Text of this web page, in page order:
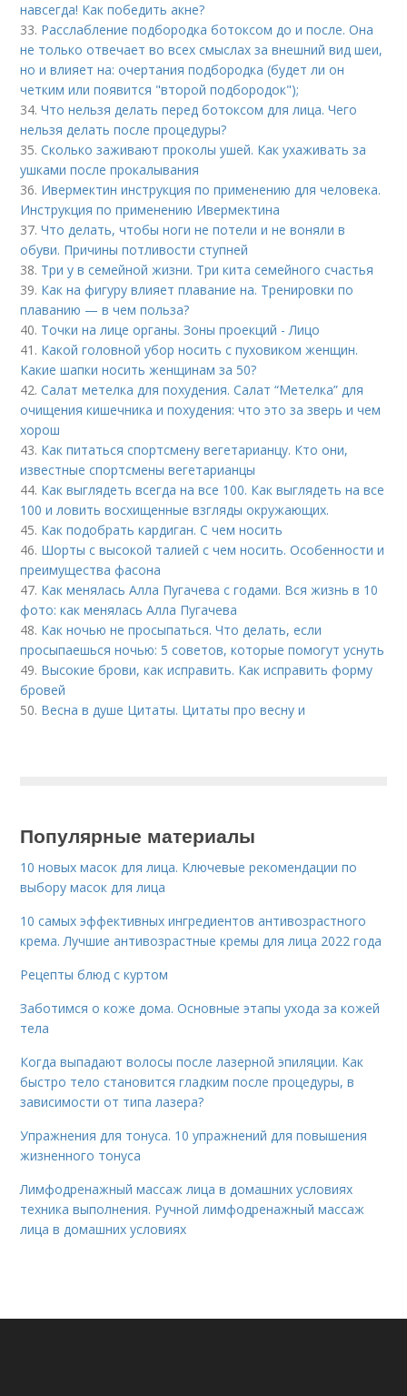
навсегда! Как победить акне?
33. Расслабление подбородка ботоксом до и после. Она
не только отвечает во всех смыслах за внешний вид шеи,
но и влияет на: очертания подбородка (будет ли он
четким или появится "второй подбородок");
34.Что нельзя делать перед ботоксом для лица. Чего
нельзя делать после процедуры?
35.Сколько заживают проколы ушей. Как ухаживать за
ушками после прокалывания
36. Ивермектин инструкция по применению для человека.
Инструкция по применению Ивермектина
37.Что делать, чтобы ноги не потели и не воняли в
обуви. Причины потливости ступней
38. Три у в семейной жизни. Три кита семейного счастья
39. Как на фигуру влияет плавание на. Тренировки по
плаванию — в чем польза?
40. Точки на лице органы. Зоны проекций - Лицо
41. Какой головной убор носить с пуховиком женщин.
Какие шапки носить женщинам за 50?
42.Салат метелка для похудения. Салат “Метелка” для
очищения кишечника и похудения: что это за зверь и чем
хорош
43. Как питаться спортсмену вегетарианцу. Кто они,
известные спортсмены вегетарианцы
44. Как выглядеть всегда на все 100. Как выглядеть на все
100 и ловить восхищенные взгляды окружающих.
45. Как подобрать кардиган. С чем носить
46. Шорты с высокой талией с чем носить. Особенности и
преимущества фасона
47. Как менялась Алла Пугачева с годами. Вся жизнь в 10
фото: как менялась Алла Пугачева
48. Как ночью не просыпаться. Что делать, если
просыпаешься ночью: 5 советов, которые помогут уснуть
49. Высокие брови, как исправить. Как исправить форму
бровей
50. Весна в душе Цитаты. Цитаты про весну и
Популярные материалы
10 новых масок для лица. Ключевые рекомендации по
выбору масок для лица
10 самых эффективных ингредиентов антивозрастного
крема. Лучшие антивозрастные кремы для лица 2022 года
Рецепты блюд с куртом
Заботимся о коже дома. Основные этапы ухода за кожей
тела
Когда выпадают волосы после лазерной эпиляции. Как
быстро тело становится гладким после процедуры, в
зависимости от типа лазера?
Упражнения для тонуса. 10 упражнений для повышения
жизненного тонуса
Лимфодренажный массаж лица в домашних условиях
техника выполнения. Ручной лимфодренажный массаж
лица в домашних условиях